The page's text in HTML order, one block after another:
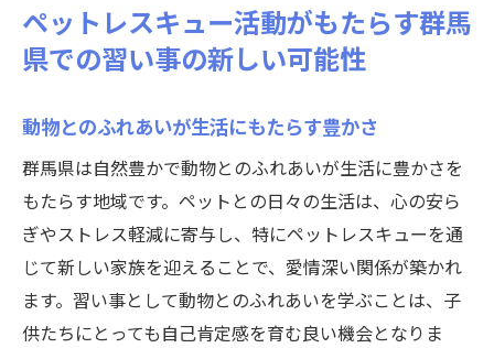
ペットレスキュー活動がもたらす群馬
県での習い事の新しい可能性
動物とのふれあいが生活にもたらす豊かさ
群馬県は自然豊かで動物とのふれあいが生活に豊かさを
もたらす地域です。ペットとの日々の生活は、心の安ら
ぎやストレス軽減に寄与し、特にペットレスキューを通
じて新しい家族を迎えることで、愛情深い関係が築かれ
ます。習い事として動物とのふれあいを学ぶことは、子
供たちにとっても自己肯定感を育む良い機会となりま